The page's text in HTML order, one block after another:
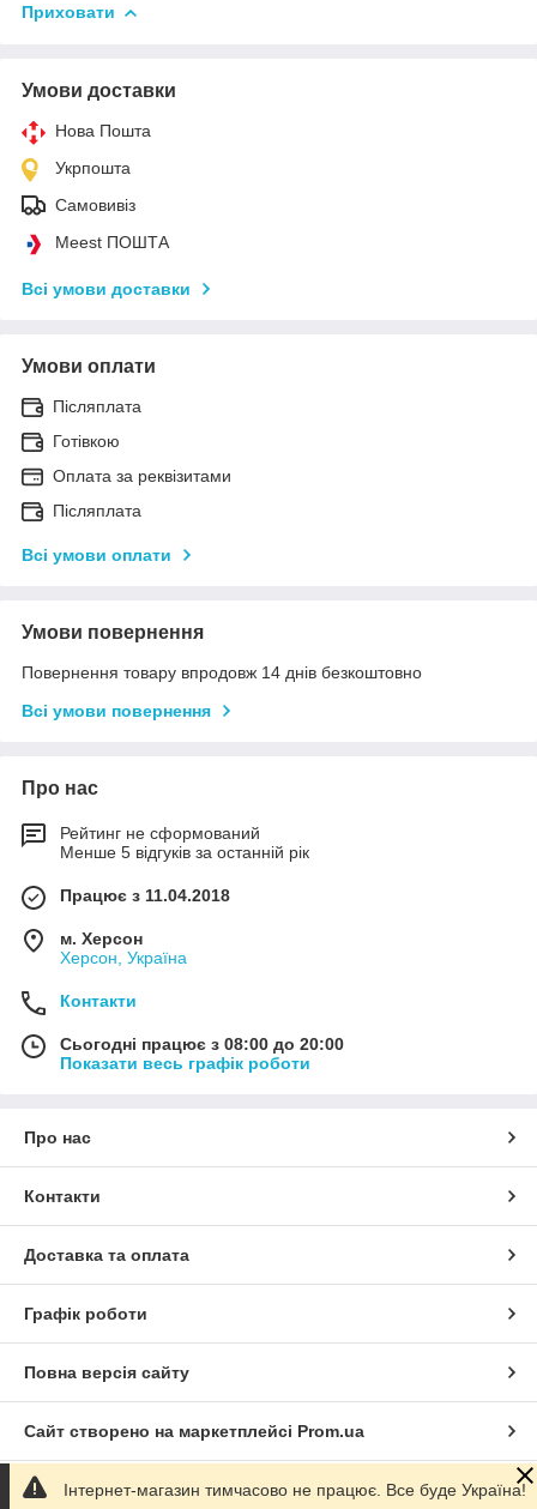
Приховати
Умови доставки
Нова Пошта
Укрпошта
Самовивіз
Meest ПОШТА
Всі умови доставки
Умови оплати
Післяплата
Готівкою
Оплата за реквізитами
Післяплата
Всі умови оплати
Умови повернення
Повернення товару впродовж 14 днів безкоштовно
Всі умови повернення
Про нас
Рейтинг не сформований
Менше 5 відгуків за останній рік
Працює з 11.04.2018
м. Херсон
Херсон, Україна
Контакти
Сьогодні працює з 08:00 до 20:00
Показати весь графік роботи
Про нас
Контакти
Доставка та оплата
Графік роботи
Повна версія сайту
Сайт створено на маркетплейсі Prom.ua
Політика конфіденційності
Інтернет-магазин тимчасово не працює. Все буде Україна!